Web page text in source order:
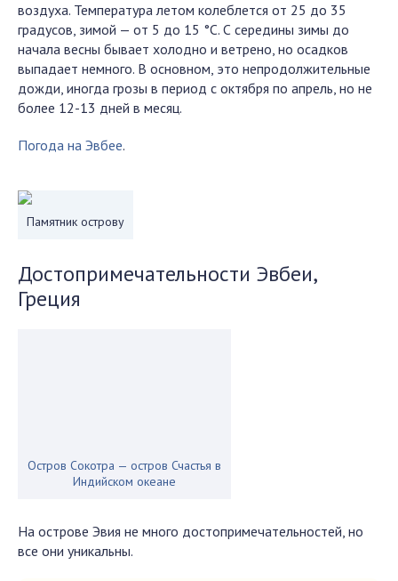
воздуха. Температура летом колеблется от 25 до 35
градусов, зимой — от 5 до 15 °С. С середины зимы до
начала весны бывает холодно и ветрено, но осадков
выпадает немного. В основном, это непродолжительные
дожди, иногда грозы в период с октября по апрель, но не
более 12-13 дней в месяц.
Погода на Эвбее.
Памятник острову
Достопримечательности Эвбеи,
Греция
Остров Сокотра — остров Счастья в
Индийском океане
На острове Эвия не много достопримечательностей, но
все они уникальны.